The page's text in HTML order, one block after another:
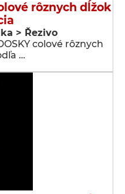
rôznych dĺžok
> Řezivo
colové rôznych
…